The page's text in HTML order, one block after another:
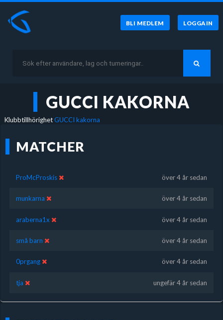
BLI MEDLEM LOGGA IN
GUCCI KAKORNA
KlubbtillhörighetGUCCI kakorna
MATCHER
ProMcProskis över 4 år sedan
munkarna över 4 år sedan
araberna1x över 4 år sedan
små barn över 4 år sedan
0prgang över 4 år sedan
tja ungefär 4 år sedan